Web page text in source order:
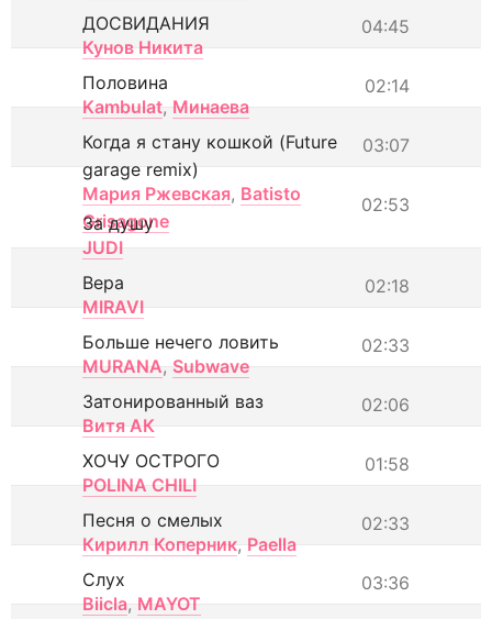
04:45
ДОСВИДАНИЯ
Кунов Никита
02:14
Половина
Kambulat, Минаева
03:07
Когда я стану кошкой (Future
garage remix)
Мария Ржевская, Batisto
Grisagone
02:53
За душу
JUDI
02:18
Вера
MIRAVI
02:33
Больше нечего ловить
MURANA, Subwave
02:06
Затонированный ваз
Витя АК
01:58
ХОЧУ ОСТРОГО
POLINA CHILI
02:33
Песня о смелых
Кирилл Коперник, Paella
03:36
Слух
Biicla, MAYOT